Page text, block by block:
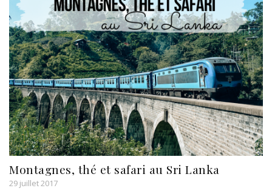
Montagnes, thé et safari au Sri Lanka
29 juillet 2017